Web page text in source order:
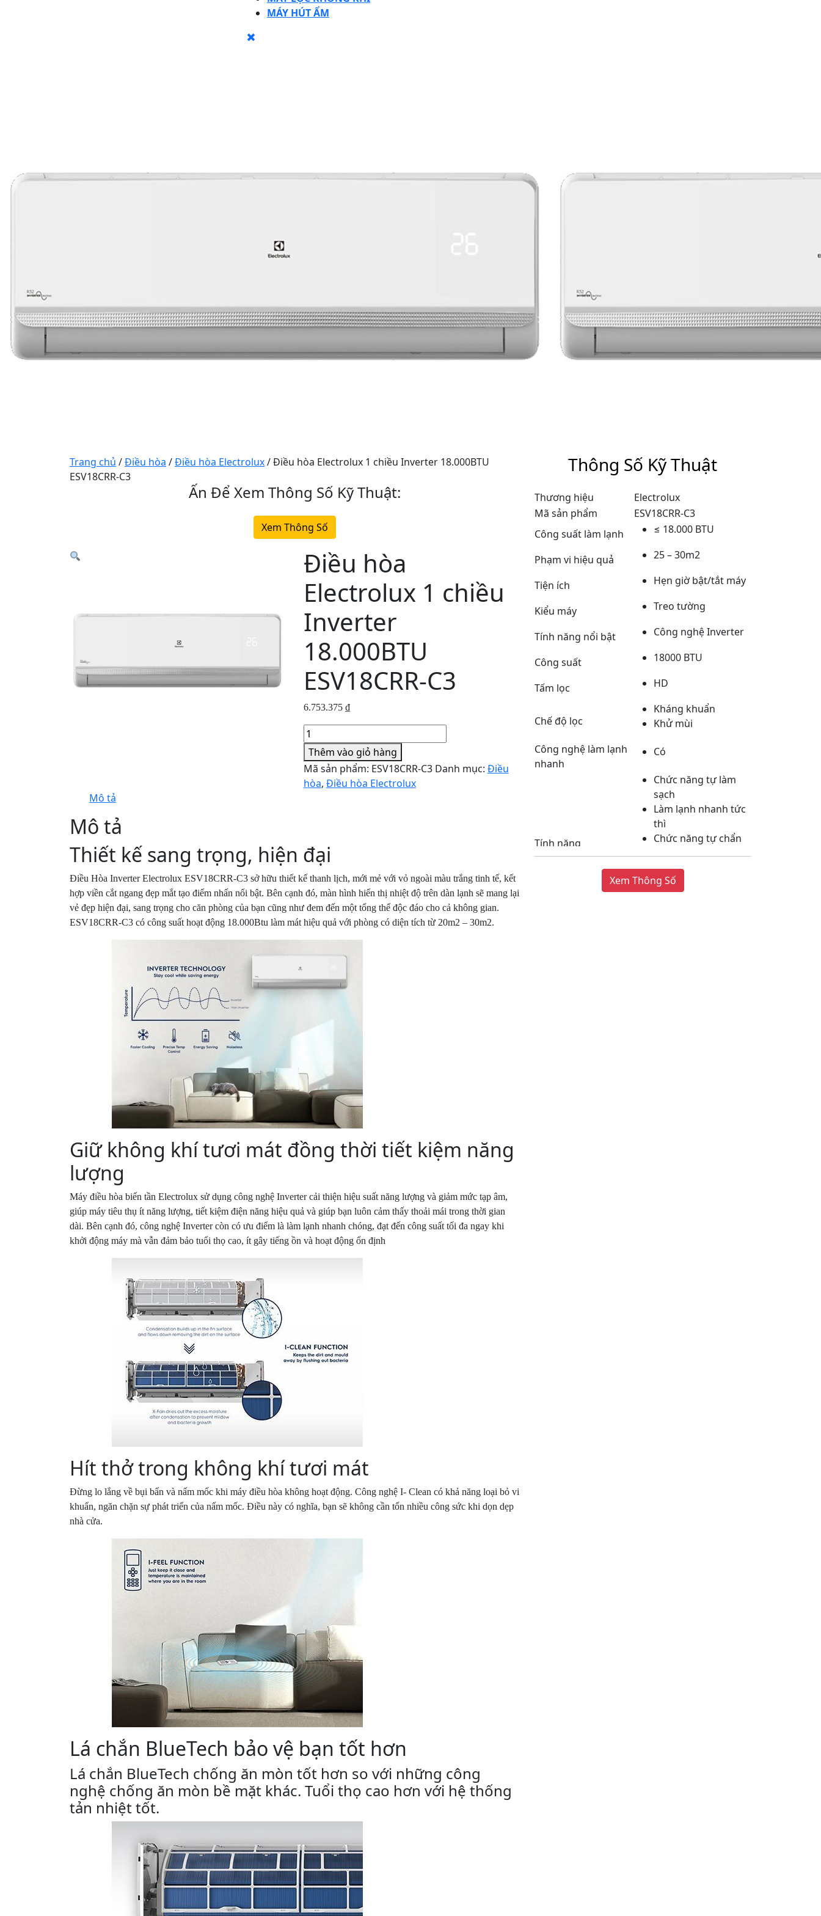
MÁY HÚT ẨM
CLOSE
Trang chủ /Điều hòa /Điều hòa Electrolux/ Điều hòa Electrolux 1 chiều Inverter 18.000BTU
ESV18CRR-C3
Ấn Để Xem Thông Số Kỹ Thuật:
Xem Thông Số
Điều hòa
Electrolux 1 chiều
Inverter
18.000BTU
ESV18CRR-C3
6.753.375 ₫
Điều
hòa
Electrolux
1
chiều
C3
số
lượng
Thêm vào giỏ hàng
Mã sản phẩm: ESV18CRR-C3 Danh mục: Điều
hòa, Điều hòa Electrolux
Mô tả
Mô tả
Thiết kế sang trọng, hiện đại
Điều Hòa Inverter Electrolux ESV18CRR-C3 sở hữu thiết kế thanh lịch, mới mẻ với vỏ ngoài màu trắng tinh tế, kết
hợp viền cắt ngang đẹp mắt tạo điểm nhấn nổi bật. Bên cạnh đó, màn hình hiển thị nhiệt độ trên dàn lạnh sẽ mang lại
vẻ đẹp hiện đại, sang trọng cho căn phòng của bạn cũng như đem đến một tổng thể độc đáo cho cả không gian.
ESV18CRR-C3 có công suất hoạt động 18.000Btu làm mát hiệu quả với phòng có diện tích từ 20m2 – 30m2.
Giữ không khí tươi mát đồng thời tiết kiệm năng
lượng
Máy điều hòa biến tần Electrolux sử dụng công nghệ Inverter cải thiện hiệu suất năng lượng và giảm mức tạp âm,
giúp máy tiêu thụ ít năng lượng, tiết kiệm điện năng hiệu quả và giúp bạn luôn cảm thấy thoải mái trong thời gian
dài. Bên cạnh đó, công nghệ Inverter còn có ưu điểm là làm lạnh nhanh chóng, đạt đến công suất tối đa ngay khi
khởi động máy mà vẫn đảm bảo tuổi thọ cao, ít gây tiếng ồn và hoạt động ổn định
Hít thở trong không khí tươi mát
Đừng lo lắng về bụi bẩn và nấm mốc khi máy điều hòa không hoạt động. Công nghệ I- Clean có khả năng loại bỏ vi
khuẩn, ngăn chặn sự phát triển của nấm mốc. Điều này có nghĩa, bạn sẽ không cần tốn nhiều công sức khi dọn dẹp
nhà cửa.
Lá chắn BlueTech bảo vệ bạn tốt hơn
Lá chắn BlueTech chống ăn mòn tốt hơn so với những công
nghệ chống ăn mòn bề mặt khác. Tuổi thọ cao hơn với hệ thống
tản nhiệt tốt.
Thông Số Kỹ Thuật
Thương hiệu
Electrolux
Mã sản phẩm
ESV18CRR-C3
Công suất làm lạnh
≤ 18.000 BTU
Phạm vi hiệu quả 25 – 30m2
Tiện ích Hẹn giờ bật/tắt máy
Kiểu máy Treo tường
Tính năng nổi bật Công nghệ Inverter
Công suất 18000 BTU
Tấm lọc HD
Chế độ lọc
Kháng khuẩn
Khử mùi
Công nghệ làm lạnh
nhanh
Có
Tính năng
Chức năng tự làm
sạch
Làm lạnh nhanh tức
thì
Chức năng tự chẩn
đoán lỗi
Màn hình hiển thị
nhiệt độ
Xem Thông Số